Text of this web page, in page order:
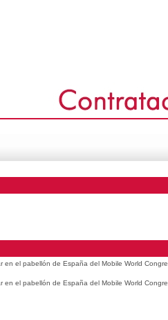
en el pabellón de España del Mobile World
en el pabellón de España del Mobile World